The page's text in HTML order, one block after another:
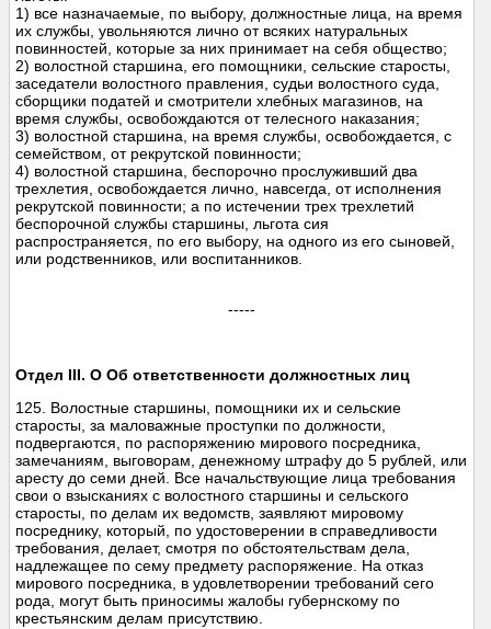
1) все назначаемые, по выбору, должностные лица, на время
их службы, увольняются лично от всяких натуральных
повинностей, которые за них принимает на себя общество;
2) волостной старшина, его помощники, сельские старосты,
заседатели волостного правления, судьи волостного суда,
сборщики податей и смотрители хлебных магазинов, на
время службы, освобождаются от телесного наказания;
3) волостной старшина, на время службы, освобождается, с
семейством, от рекрутской повинности;
4) волостной старшина, беспорочно прослуживший два
трехлетия, освобождается лично, навсегда, от исполнения
рекрутской повинности; а по истечении трех трехлетий
беспорочной службы старшины, льгота сия
распространяется, по его выбору, на одного из его сыновей,
или родственников, или воспитанников.
-----
Отдел III. О Об ответственности должностных лиц
125. Волостные старшины, помощники их и сельские
старосты, за маловажные проступки по должности,
подвергаются, по распоряжению мирового посредника,
замечаниям, выговорам, денежному штрафу до 5 рублей, или
аресту до семи дней. Все начальствующие лица требования
свои о взысканиях с волостного старшины и сельского
старосты, по делам их ведомств, заявляют мировому
посреднику, который, по удостоверении в справедливости
требования, делает, смотря по обстоятельствам дела,
надлежащее по сему предмету распоряжение. На отказ
мирового посредника, в удовлетворении требований сего
рода, могут быть приносимы жалобы губернскому по
крестьянским делам присутствию.